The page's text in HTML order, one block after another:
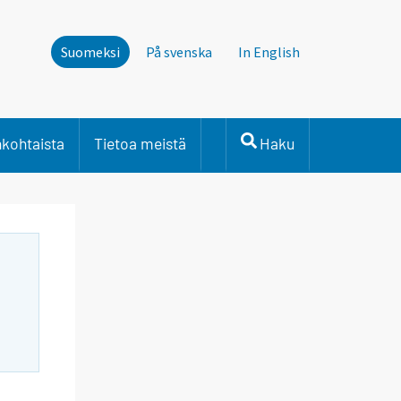
Suomeksi På svenska In English
Tietoa meistä Haku